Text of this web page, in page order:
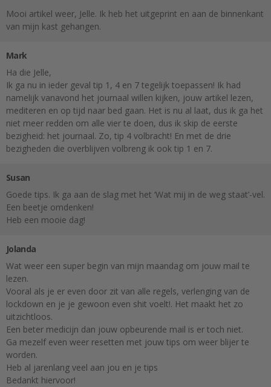
Mooi artikel weer, Jelle. Ik heb het uitgeprint en aan de binnenkant
van mijn kast gehangen.
Mark
Ha die Jelle,
Ik ga nu in ieder geval tip 1, 4 en 7 tegelijk toepassen! Ik had
namelijk vanavond het journaal willen kijken, jouw artikel lezen,
mediteren en op tijd naar bed gaan. Het is nu al laat, dus ik ga het
niet meer redden om alle vier te doen, dus ik skip de eerste
bezigheid: het journaal. Zo, tip 4 volbracht! En met de drie
bezigheden die overblijven volbreng ik ook tip 1 en 7.
Susan
Goede tips. Ik ga aan de slag met het ‘Wat mij in de weg staat’-vel.
Een beetje omdenken!
Heb een mooie dag!
Jolanda
Wat weer een super begin van mijn maandag om jouw mail te
lezen.
Vooral als je er even door zit van alle regels, verlenging van de
lockdown en je je gewoon even shit voelt!. Het maakt het zo
uitzichtloos.
Een beter medicijn dan jouw opbeurende mail is er toch niet.
Ga mezelf even weer resetten met jouw tips om weer blijer te
worden.
Heb al jarenlang veel aan jou en je tips
Bedankt hiervoor!